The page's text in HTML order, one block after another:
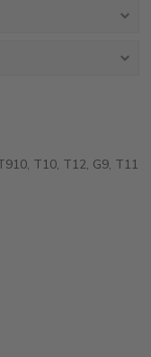
T10, T12, G9, T11